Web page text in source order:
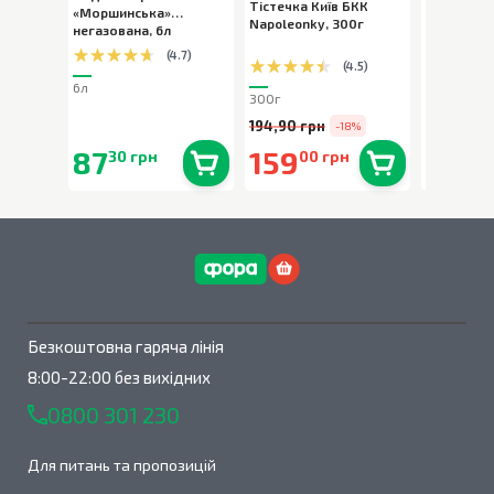
«Моршинська»
негазована, 6л
(4.7)
6л
8730 грн
Тістечка Київ БКК
Napoleonky, 300г
(4.5)
300г
194,90 грн -18%
15900 грн
Безкоштовна гаряча лінія
8:00-22:00 без вихідних
0800 301 230
Для питань та пропозицій